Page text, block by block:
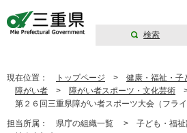
検索
現在位置： トップページ > 健康・福祉・子
障がい者 > 障がい者スポーツ・文化芸術
第２６回三重県障がい者スポーツ大会（フラ
担当所属： 県庁の組織一覧 > 子ども・福